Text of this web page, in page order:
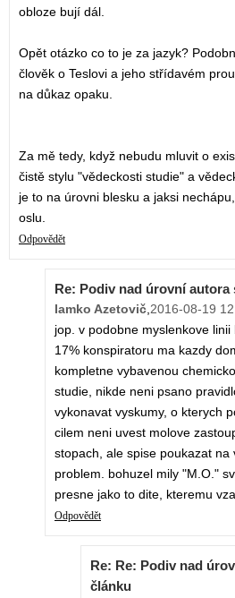
obloze bují dál.
Opět otázko co to je za jazyk?
člověk o Teslovi a jeho střídavém
na důkaz opaku.
Za mě tedy, když nebudu mluvit o
čistě stylu "vědeckosti studie" a
je to na úrovni blesku a jaksi
oslu.
Odpovědět
Re: Podiv nad úrovní autora
Iamko Azetovič,2016-08-19
jop. v podobne myslenkove
17% konspiratoru ma kazdy
kompletne vybavenou
studie, nikde neni psano
vykonavat vyskumy, o kterych
cilem neni uvest molove
stopach, ale spise poukazat
problem. bohuzel mily "M.O."
presne jako to dite, kteremu
Odpovědět
Re: Re: Podiv nad
článku